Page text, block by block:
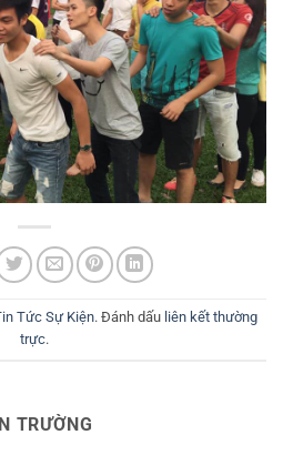
Tức Sự Kiện. Đánh dấu liên kết thường
trực.
TRƯỜNG